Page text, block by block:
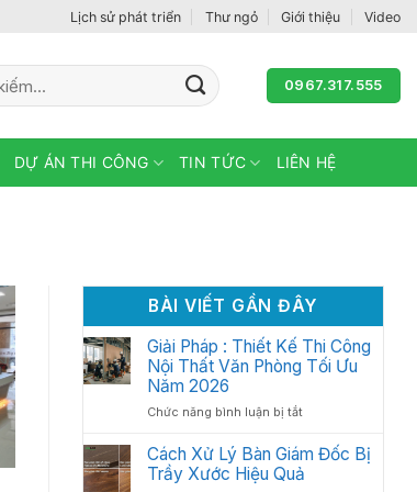
Lịch sử phát triển Thư ngỏ Giới thiệu Video
0967.317.555
DỰ ÁN THI CÔNG TIN TỨC LIÊN HỆ
BÀI VIẾT GẦN ĐÂY
Giải Pháp : Thiết Kế Thi Công
Nội Thất Văn Phòng Tối Ưu
Năm 2026
Chức năng bình luận bị tắtở
Pháp
Cách Xử Lý Bàn Giám Đốc Bị
Trầy Xước Hiệu Quả